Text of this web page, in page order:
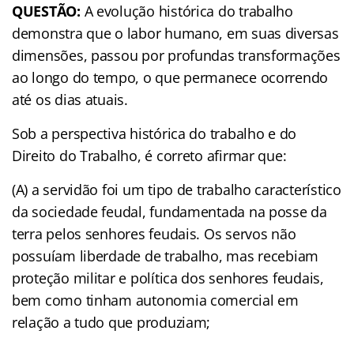
QUESTÃO: A evolução histórica do trabalho
demonstra que o labor humano, em suas diversas
dimensões, passou por profundas transformações
ao longo do tempo, o que permanece ocorrendo
até os dias atuais.
Sob a perspectiva histórica do trabalho e do
Direito do Trabalho, é correto afirmar que:
(A) a servidão foi um tipo de trabalho característico
da sociedade feudal, fundamentada na posse da
terra pelos senhores feudais. Os servos não
possuíam liberdade de trabalho, mas recebiam
proteção militar e política dos senhores feudais,
bem como tinham autonomia comercial em
relação a tudo que produziam;